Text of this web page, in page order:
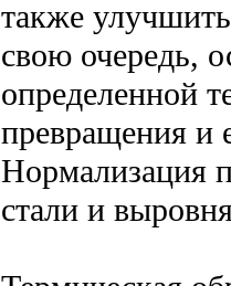
также
свою очередь,
определенной
превращения и
Нормализация
стали и